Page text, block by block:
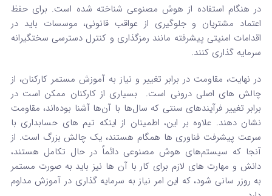
در هنگام استفاده از هوش مصنوعی شناخته شده است. برای حفظ
اعتماد مشتریان و جلوگیری از عواقب قانونی، موسسات باید در
اقدامات امنیتی پیشرفته مانند رمزگذاری و کنترل دسترسی سختگیرانه
سرمایه‌ گذاری کنند.
در نهایت، مقاومت در برابر تغییر و نیاز به آموزش مستمر کارکنان، از
چالش‌ های اصلی درونی است.
بسیاری از کارکنان ممکن است در
برابر تغییر فرآیندهای سنتی که سال‌ها با آن‌ها آشنا بوده‌اند، مقاومت
نشان دهند. علاوه بر این، اطمینان از اینکه تیم‌ های حسابداری با
سرعت پیشرفت فناوری‌ ها همگام هستند، یک چالش بزرگ است. از
آنجا که سیستم‌های هوش مصنوعی دائماً در حال تکامل هستند،
دانش و مهارت‌ های لازم برای کار با آن‌ ها نیز باید به صورت مستمر
به‌ روزر سانی شود، که این امر نیاز به سرمایه‌ گذاری در آموزش مداوم